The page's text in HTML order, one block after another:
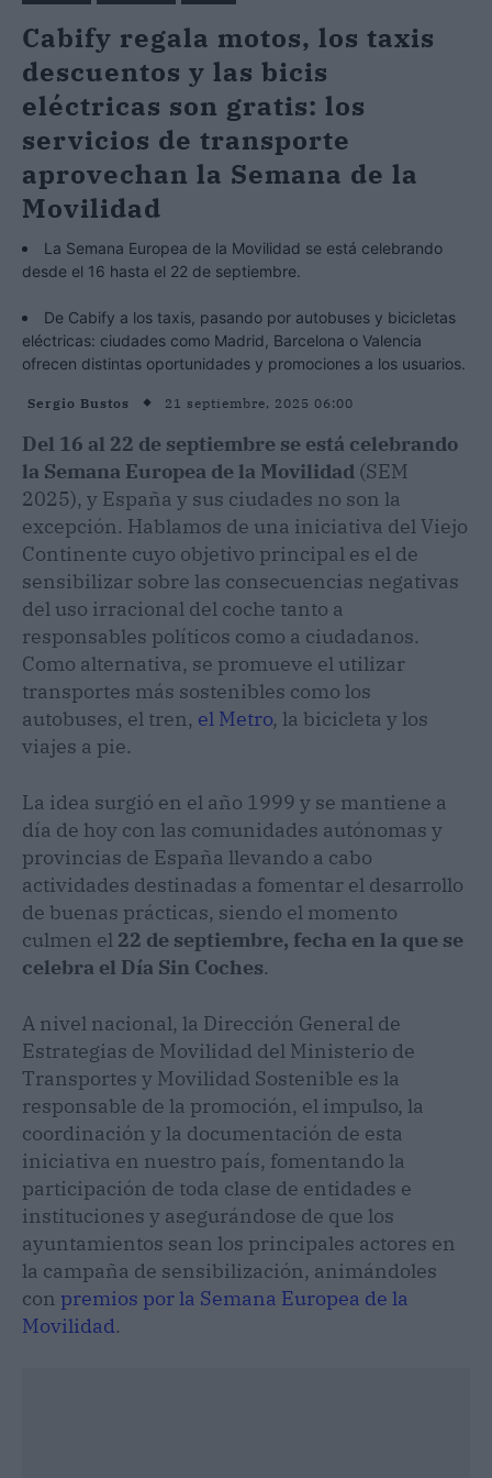
Cabify regala motos, los taxis
descuentos y las bicis
eléctricas son gratis: los
servicios de transporte
aprovechan la Semana de la
Movilidad
La Semana Europea de la Movilidad se está celebrando
desde el 16 hasta el 22 de septiembre.
De Cabify a los taxis, pasando por autobuses y bicicletas
eléctricas: ciudades como Madrid, Barcelona o Valencia
ofrecen distintas oportunidades y promociones a los usuarios.
Sergio Bustos 21 septiembre, 2025 06:00
Del 16 al 22 de septiembre se está celebrando
la Semana Europea de la Movilidad (SEM
2025), y España y sus ciudades no son la
excepción. Hablamos de una iniciativa del Viejo
Continente cuyo objetivo principal es el de
sensibilizar sobre las consecuencias negativas
del uso irracional del coche tanto a
responsables políticos como a ciudadanos.
Como alternativa, se promueve el utilizar
transportes más sostenibles como los
autobuses, el tren, el Metro, la bicicleta y los
viajes a pie.
La idea surgió en el año 1999 y se mantiene a
día de hoy con las comunidades autónomas y
provincias de España llevando a cabo
actividades destinadas a fomentar el desarrollo
de buenas prácticas, siendo el momento
culmen el 22 de septiembre, fecha en la que se
celebra el Día Sin Coches.
A nivel nacional, la Dirección General de
Estrategias de Movilidad del Ministerio de
Transportes y Movilidad Sostenible es la
responsable de la promoción, el impulso, la
coordinación y la documentación de esta
iniciativa en nuestro país, fomentando la
participación de toda clase de entidades e
instituciones y asegurándose de que los
ayuntamientos sean los principales actores en
la campaña de sensibilización, animándoles
con premios por la Semana Europea de la
Movilidad.